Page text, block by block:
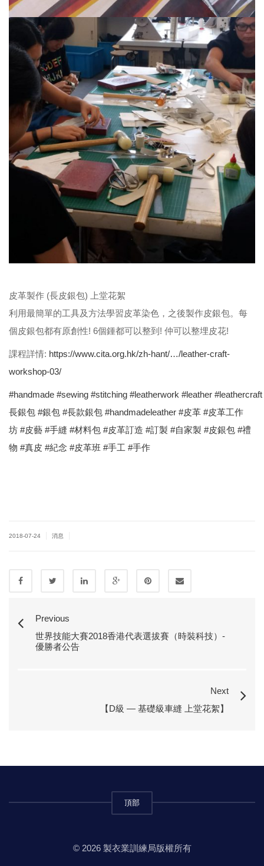
皮革製作 (長皮銀包) 上堂花絮
利用最簡單的工具及方法學習皮革染色，之後製作皮銀包。每
個皮銀包都有原創性! 6個鍾都可以整到! 仲可以整埋皮花!
課程詳情: https://www.cita.org.hk/zh-hant/…/leather-craft-
workshop-03/
#handmade #sewing #stitching #leatherwork #leather #leathercraft
長銀包 #銀包 #長款銀包 #handmadeleather #皮革 #皮革工作
坊 #皮藝 #手縫 #材料包 #皮革訂造 #訂製 #自家製 #皮銀包 #禮
物 #真皮 #紀念 #皮革班 #手工 #手作
2018-07-24 消息
Previous
世界技能大賽2018香港代表選拔賽（時裝科技）-
優勝者公告
Next
【D級 — 基礎級車縫 上堂花絮】
頂部
© 2026 製衣業訓練局版權所有